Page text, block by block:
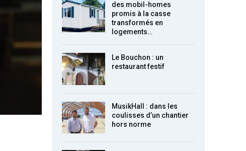
des mobil-homes
promis à la casse
transformés en
logements…
Le Bouchon : un
restaurant festif
MusikHall : dans les
coulisses d’un chantier
hors norme